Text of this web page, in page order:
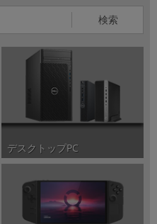
検索
デスクトップPC